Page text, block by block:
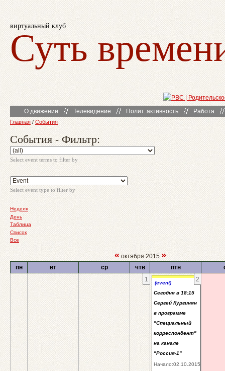
виртуальный клуб
Суть
О движении Телевидение Полит. активность Работа
Главная / События
События - Фильтр:
Select event terms to filter by
Select event type to filter by
Неделя
День
Таблица
Список
Все
« октября 2015 »
пн вт ср чтв птн
1
2
(event)
Сегодня в 18:15
Сергей Кургинян
в программе
"Специальный
корреспондент"
на канале
"Россия-1"
Начало:02.10.2015